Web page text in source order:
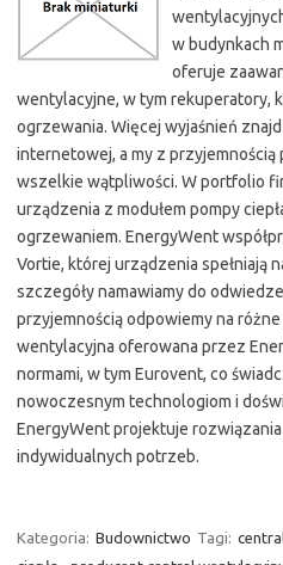
w budynkach
oferuje
wentylacyjne, w tym rekuperatory,
ogrzewania. Więcej wyjaśnień
internetowej, a my z przyjemnością
wszelkie wątpliwości. W portfolio
urządzenia z modułem pompy
ogrzewaniem. EnergyWent
Vortie, której urządzenia spełniają
szczegóły namawiamy do
przyjemnością odpowiemy na
wentylacyjna oferowana przez
normami, w tym Eurovent, co
nowoczesnym technologiom i
EnergyWent projektuje
indywidualnych potrzeb.
Kategoria: Budownictwo Tagi: